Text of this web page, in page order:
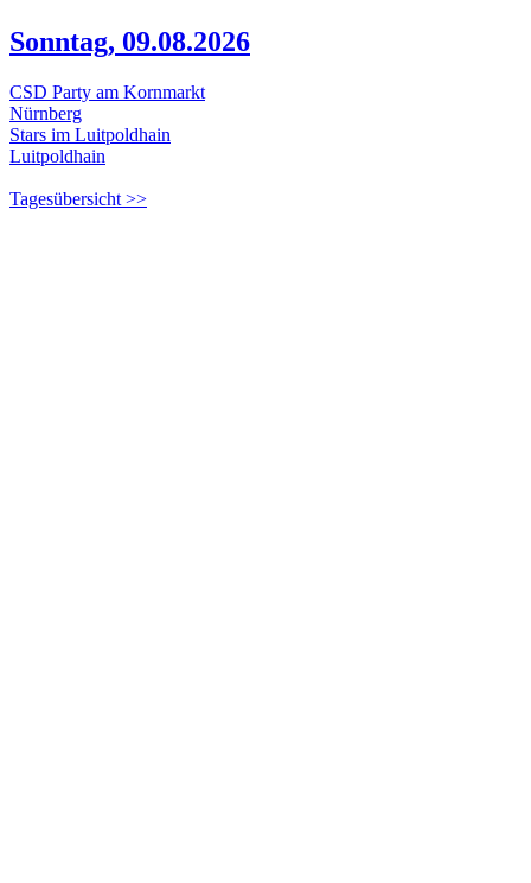
Sonntag, 09.08.2026
CSD Party am Kornmarkt
Nürnberg
Stars im Luitpoldhain
Luitpoldhain
Tagesübersicht >>